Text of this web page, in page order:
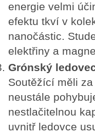
energie velmi
efektu tkví v
nanočástic.
elektřiny a
Grónský
Soutěžící měli
neustále
nestlačitelnou
uvnitř ledovce